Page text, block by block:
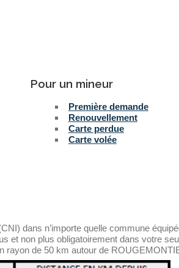
Pour un mineur
Première demande
Renouvellement
Carte perdue
Carte volée
dans n’importe quelle commune
et non plus obligatoirement dans votre
rayon de 50 km autour de